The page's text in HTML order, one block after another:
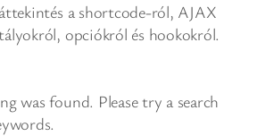
a shortcode-ról, AJAX
opciókról és hookokról.
was found. Please try a search